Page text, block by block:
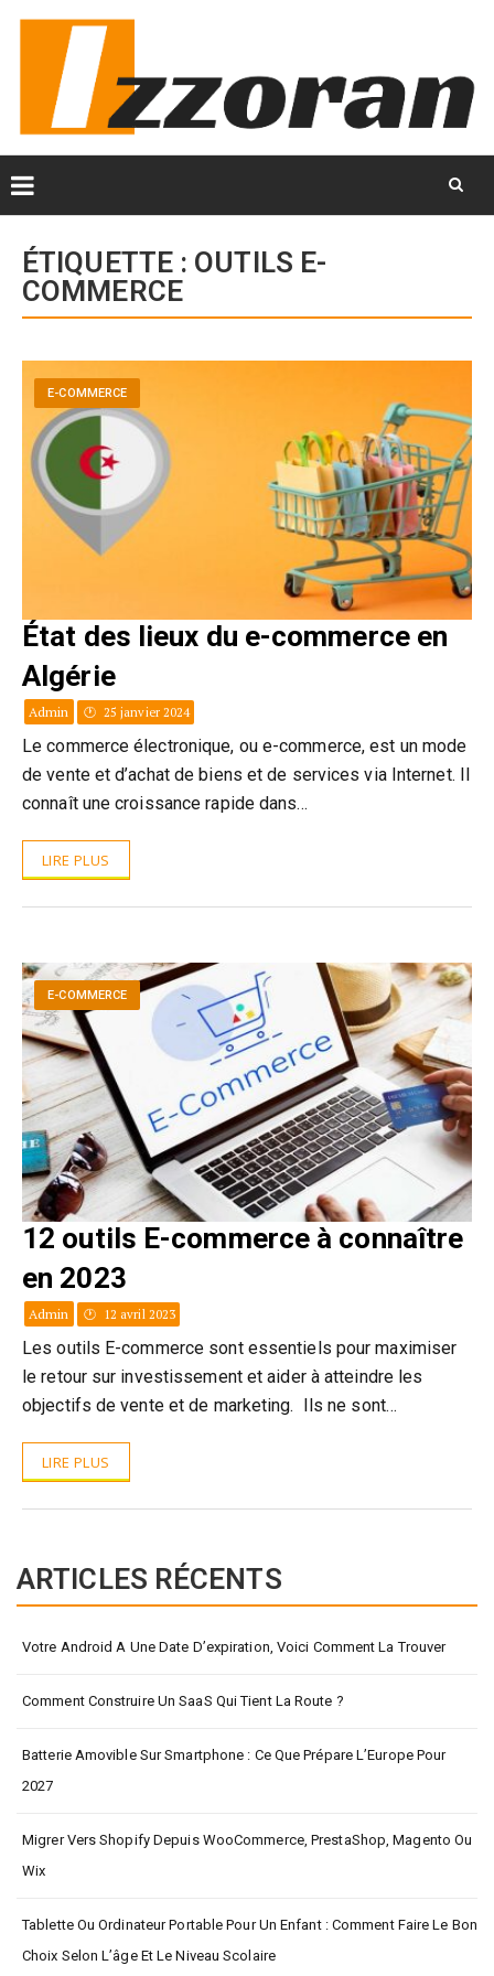
contentÉTIQUETTE : OUTILS E-
COMMERCE
E-COMMERCE
État des lieux du e-commerce en
Algérie
Admin 25 janvier 2024
Le commerce électronique, ou e-commerce, est un mode
de vente et d’achat de biens et de services via Internet. Il
connaît une croissance rapide dans…
LIRE PLUS
E-COMMERCE
12 outils E-commerce à connaître
en 2023
Admin 12 avril 2023
Les outils E-commerce sont essentiels pour maximiser
le retour sur investissement et aider à atteindre les
objectifs de vente et de marketing. Ils ne sont…
LIRE PLUS
ARTICLES RÉCENTS
Votre Android A Une Date D’expiration, Voici Comment La Trouver
Comment Construire Un SaaS Qui Tient La Route ?
Batterie Amovible Sur Smartphone : Ce Que Prépare L’Europe Pour
2027
Migrer Vers Shopify Depuis WooCommerce, PrestaShop, Magento Ou
Wix
Tablette Ou Ordinateur Portable Pour Un Enfant : Comment Faire Le Bon
Choix Selon L’âge Et Le Niveau Scolaire